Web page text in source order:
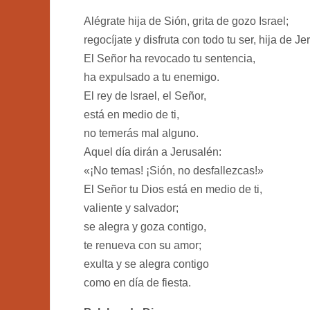
Alégrate hija de Sión, grita de gozo Israel;
regocíjate y disfruta con todo tu ser, hija de
El Señor ha revocado tu sentencia,
ha expulsado a tu enemigo.
El rey de Israel, el Señor,
está en medio de ti,
no temerás mal alguno.
Aquel día dirán a Jerusalén:
«¡No temas! ¡Sión, no desfallezcas!»
El Señor tu Dios está en medio de ti,
valiente y salvador;
se alegra y goza contigo,
te renueva con su amor;
exulta y se alegra contigo
como en día de fiesta.